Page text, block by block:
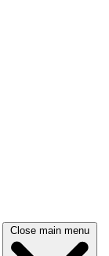
Close main menu